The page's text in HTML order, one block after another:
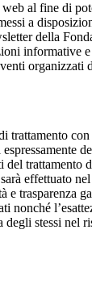
al fine di
a
della
informative
organizzati
trattamento
del trattamento
effettuato
e trasparenza
nonché
degli stessi nel